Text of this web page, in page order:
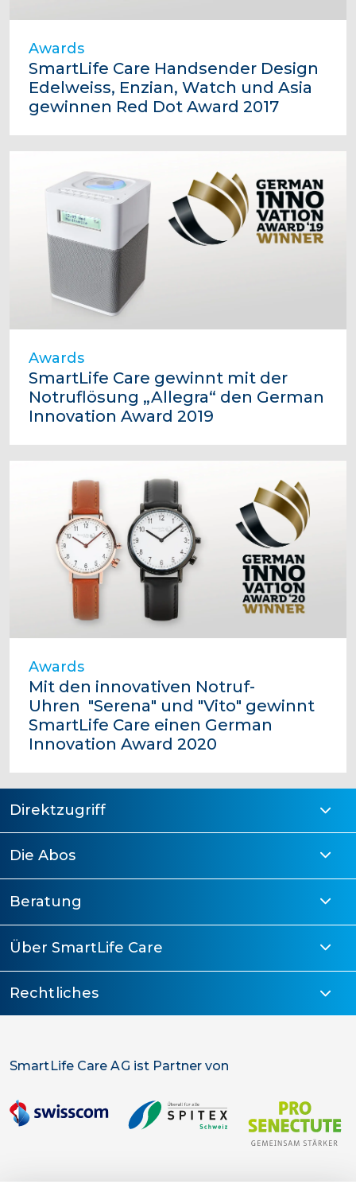
Awards
SmartLife Care Handsender Design
Edelweiss, Enzian, Watch und Asia
gewinnen Red Dot Award 2017
Awards
SmartLife Care gewinnt mit der
Notruflösung „Allegra“ den German
Innovation Award 2019
Awards
Mit den innovativen Notruf-
Uhren "Serena" und "Vito" gewinnt
SmartLife Care einen German
Innovation Award 2020
Direktzugriff
Die Abos
Beratung
Über SmartLife Care
Rechtliches
SmartLife Care AG ist Partner von